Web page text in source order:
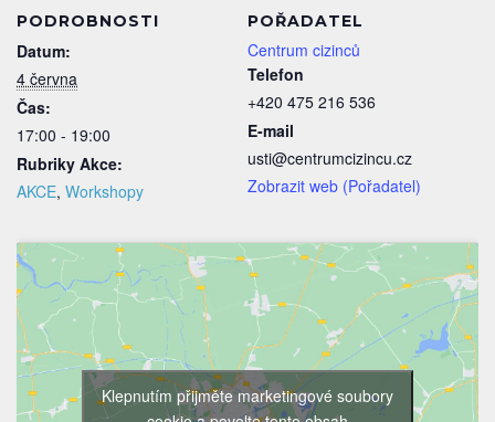
PODROBNOSTI
Datum:
4 června
Čas:
17:00 - 19:00
Rubriky Akce:
AKCE, Workshopy
POŘADATEL
Centrum cizinců
Telefon
+420 475 216 536
E-mail
usti@centrumcizincu.cz
Zobrazit web (Pořadatel)
Klepnutím přijměte marketingové soubory